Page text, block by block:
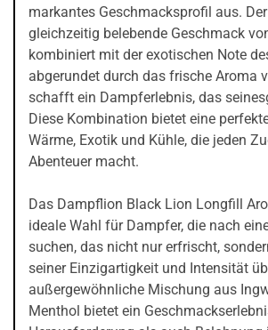
markantes Geschmacksprofil aus.
gleichzeitig belebende Geschmack
kombiniert mit der exotischen Note
abgerundet durch das frische Aroma
schafft ein Dampferlebnis, das
Diese Kombination bietet eine
Wärme, Exotik und Kühle, die jeden
Abenteuer macht.
Das Dampflion Black Lion Longfill
ideale Wahl für Dampfer, die nach
suchen, das nicht nur erfrischt,
seiner Einzigartigkeit und Intensität
außergewöhnliche Mischung aus
Menthol bietet ein